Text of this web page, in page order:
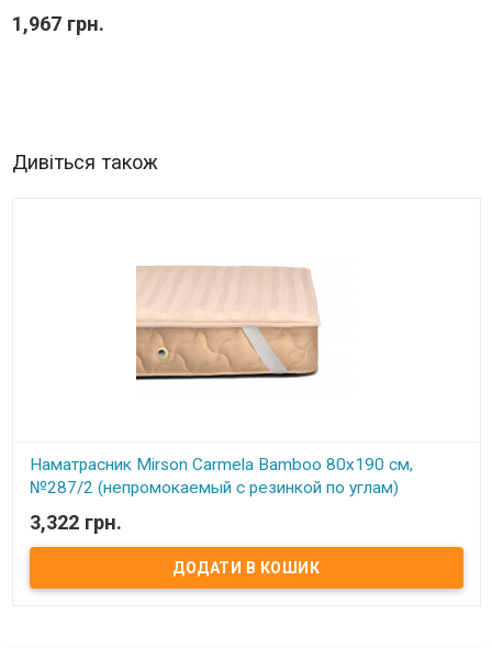
1,967 грн.
Дивіться також
Наматрасник Mirson Carmela Bamboo 80x190 см,
№287/2 (непромокаемый с резинкой по углам)
В наявності
Наматрасник Mirson Carmela Bamboo 80x190 см, №287/2
(непромокаемый с резинкой по углам) Размер: 80x190 см. Чехол:
Итальянский Сатин Жаккард, 100% хлопок + Микросатин.
3,322 грн.